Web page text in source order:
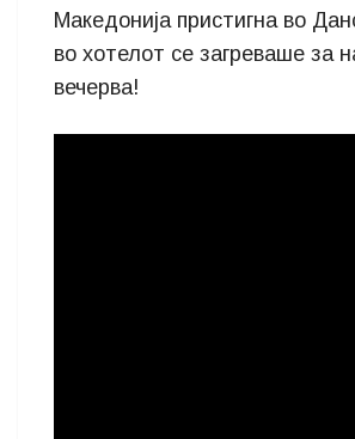
Македонија пристигна во
во хотелот се загреваше за
вечерва!